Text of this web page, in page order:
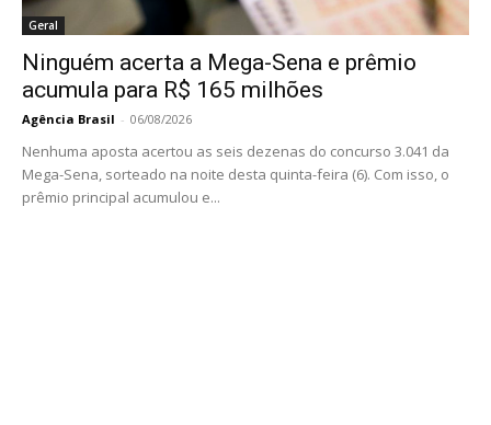
Geral
Ninguém acerta a Mega-Sena e prêmio
acumula para R$ 165 milhões
Agência Brasil - 06/08/2026
Nenhuma aposta acertou as seis dezenas do concurso 3.041 da
Mega-Sena, sorteado na noite desta quinta-feira (6). Com isso, o
prêmio principal acumulou e...